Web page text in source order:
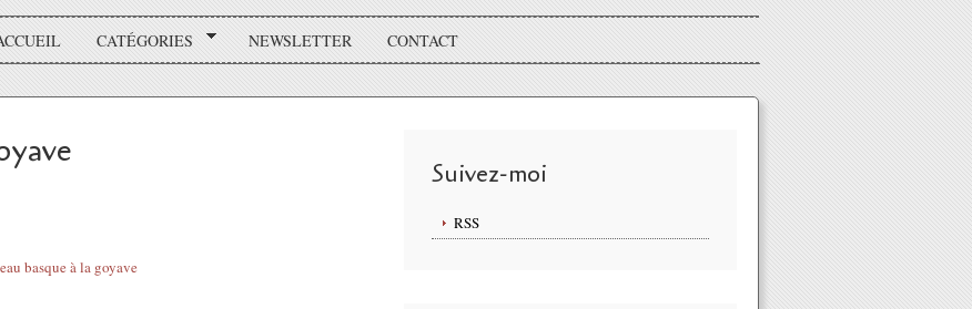
CATÉGORIES NEWSLETTER CONTACT
Suivez-moi
RSS